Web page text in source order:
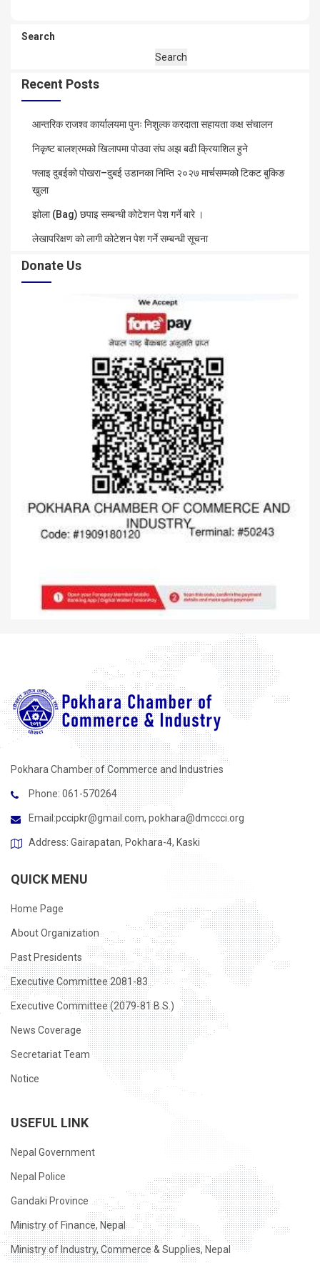
Search
Search
Recent Posts
आन्तरिक राजश्व कार्यालयमा पुनः निशुल्क करदाता सहायता कक्ष संचालन
निकृष्ट बालश्रमको खिलापमा पोउवा संघ अझ बढी क्रियाशिल हुने
फ्लाइ दुबईको पोखरा–दुबई उडानका निम्ति २०२७ मार्चसम्मकोे टिकट बुकिङ
खुला
झोला (Bag) छपाइ सम्बन्धी कोटेशन पेश गर्ने बारे ।
लेखापरिक्षण को लागी कोटेशन पेश गर्ने सम्बन्धी सूचना
Donate Us
Pokhara Chamber of Commerce and Industries
Phone: 061-570264
Email:pccipkr@gmail.com, pokhara@dmccci.org
Address: Gairapatan, Pokhara-4, Kaski
QUICK MENU
Home Page
About Organization
Past Presidents
Executive Committee 2081-83
Executive Committee (2079-81 B.S.)
News Coverage
Secretariat Team
Notice
USEFUL LINK
Nepal Government
Nepal Police
Gandaki Province
Ministry of Finance, Nepal
Ministry of Industry, Commerce & Supplies, Nepal